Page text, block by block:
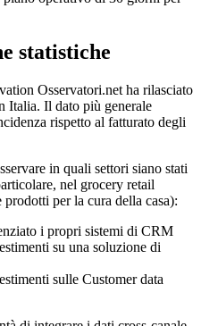
statistiche
Osservatori.net ha rilasciato
Italia. Il dato più generale
rispetto al fatturato degli
in quali settori siano stati
nel grocery retail
per la cura della casa):
i propri sistemi di CRM
su una soluzione di
sulle Customer data